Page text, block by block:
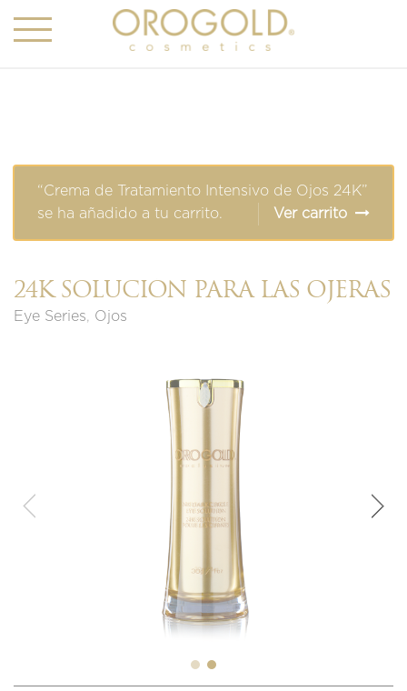
“Crema de Tratamiento Intensivo de Ojos 24K”
se ha añadido a tu carrito.
Ver carrito
24K SOLUCIÓN PARA LAS OJERAS
Eye Series Ojos